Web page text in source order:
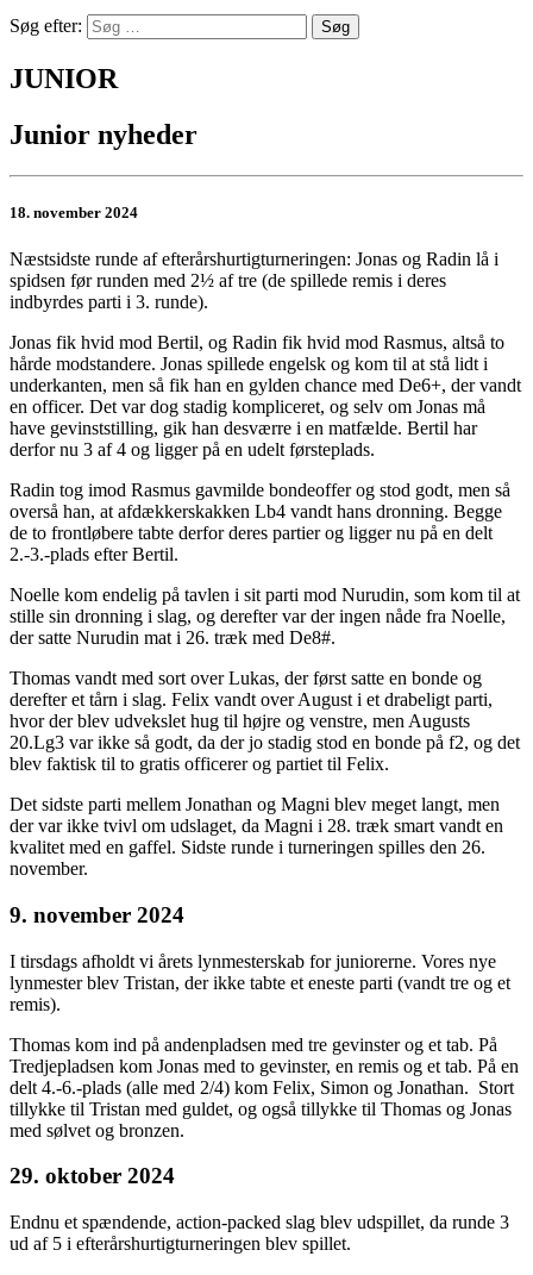
Søg efter:
JUNIOR
Junior nyheder
18. november 2024
Næstsidste runde af efterårshurtigturneringen: Jonas og Radin lå i
spidsen før runden med 2½ af tre (de spillede remis i deres
indbyrdes parti i 3. runde).
Jonas fik hvid mod Bertil, og Radin fik hvid mod Rasmus, altså to
hårde modstandere. Jonas spillede engelsk og kom til at stå lidt i
underkanten, men så fik han en gylden chance med De6+, der vandt
en officer. Det var dog stadig kompliceret, og selv om Jonas må
have gevinststilling, gik han desværre i en matfælde. Bertil har
derfor nu 3 af 4 og ligger på en udelt førsteplads.
Radin tog imod Rasmus gavmilde bondeoffer og stod godt, men så
overså han, at afdækkerskakken Lb4 vandt hans dronning. Begge
de to frontløbere tabte derfor deres partier og ligger nu på en delt
2.-3.-plads efter Bertil.
Noelle kom endelig på tavlen i sit parti mod Nurudin, som kom til at
stille sin dronning i slag, og derefter var der ingen nåde fra Noelle,
der satte Nurudin mat i 26. træk med De8#.
Thomas vandt med sort over Lukas, der først satte en bonde og
derefter et tårn i slag. Felix vandt over August i et drabeligt parti,
hvor der blev udvekslet hug til højre og venstre, men Augusts
20.Lg3 var ikke så godt, da der jo stadig stod en bonde på f2, og det
blev faktisk til to gratis officerer og partiet til Felix.
Det sidste parti mellem Jonathan og Magni blev meget langt, men
der var ikke tvivl om udslaget, da Magni i 28. træk smart vandt en
kvalitet med en gaffel. Sidste runde i turneringen spilles den 26.
november.
9. november 2024
I tirsdags afholdt vi årets lynmesterskab for juniorerne. Vores nye
lynmester blev Tristan, der ikke tabte et eneste parti (vandt tre og et
remis).
Thomas kom ind på andenpladsen med tre gevinster og et tab. På
Tredjepladsen kom Jonas med to gevinster, en remis og et tab. På en
delt 4.-6.-plads (alle med 2/4) kom Felix, Simon og Jonathan. Stort
tillykke til Tristan med guldet, og også tillykke til Thomas og Jonas
med sølvet og bronzen.
29. oktober 2024
Endnu et spændende, action-packed slag blev udspillet, da runde 3
ud af 5 i efterårshurtigturneringen blev spillet.